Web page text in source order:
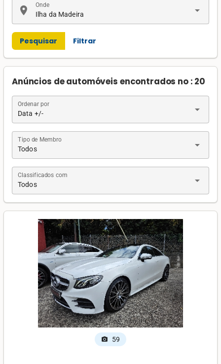
location_on Ilha da Madeira
Onde arrow_drop_down
Pesquisar Filtrar
Anúncios de automóveis encontrados no : 20
Data +/-
Ordenar por arrow_drop_down
Todos
Tipo de Membro arrow_drop_down
Todos
Classificados com arrow_drop_down
photo_camera 59